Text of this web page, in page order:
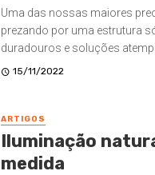
Uma das nossas maiores
prezando por uma estrutura
duradouros e soluções
15/11/2022
ARTIGOS
Iluminação
medida